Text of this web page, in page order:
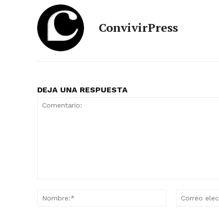
ConvivirPress
DEJA UNA RESPUESTA
Nombre:*